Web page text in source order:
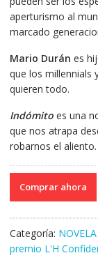
aperturismo al
marcado
Mario Durán es
que los millennials
quieren todo.
Indómitoes una
que nos atrapa
robarnos el aliento.
Comprar ahora
Categoría:
premio L'H